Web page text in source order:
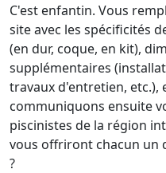
C'est enfantin. Vous
site avec les spécificités
(en dur, coque, en kit),
supplémentaires
travaux d'entretien, etc.),
communiquons ensuite
piscinistes de la région
vous offriront chacun un
?